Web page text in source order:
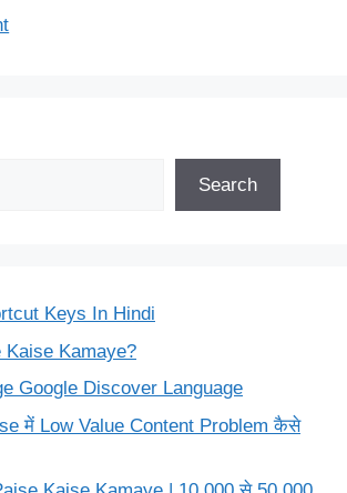
Search
Keys In Hindi
Kamaye?
Google Discover Language
में Low Value Content Problem कैसे